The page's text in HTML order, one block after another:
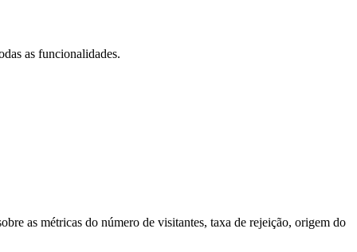
as funcionalidades.
as métricas do número de visitantes, taxa de rejeição, origem do